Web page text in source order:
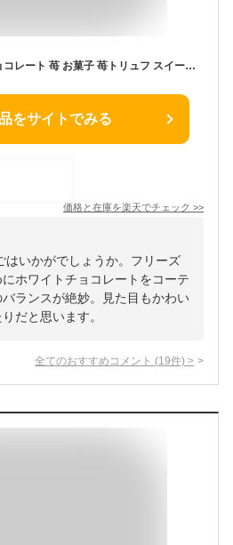
恋する いちご 10個入 | チョコレート 苺 お菓子 苺トリュフ スイーツ イチゴ チョコ 配る 個包装 子供 お中元 御中元 夏ギフト 2026 父の日 義理チョコ プレゼント ギフト 結婚 退職 イベント 景品 会社 職場 大量 法人 食べ物 お返し お土産 お取り寄せ あす楽
をサイトでみる
価格と在庫を楽天でチェック >>
はいかがでしょうか。フリーズ
ホワイトチョコレートをコーテ
ランスが絶妙。見た目もかわい
だと思います。
全てのおすすめコメント (19件) >